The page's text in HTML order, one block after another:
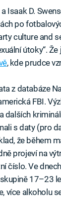
Isaak D.
po
culture and
útoky“.
, kde prudce
z databáze
FBI.
dalších
s daty (pro
že během
projeví na
číslo. Ve
17–23
více alkoholu